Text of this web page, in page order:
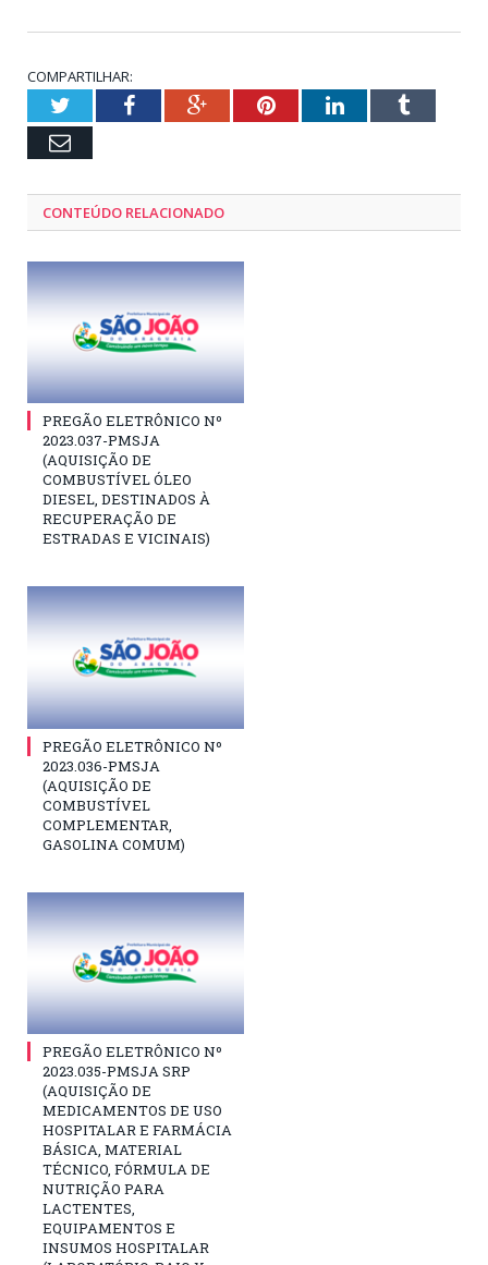
COMPARTILHAR:
TwitterFacebookGoogle+PinterestLinkedInTumblr
Email
CONTEÚDO RELACIONADO
PREGÃO ELETRÔNICO Nº
2023.037-PMSJA
(AQUISIÇÃO DE
COMBUSTÍVEL ÓLEO
DIESEL, DESTINADOS À
RECUPERAÇÃO DE
ESTRADAS E VICINAIS)
PREGÃO ELETRÔNICO Nº
2023.036-PMSJA
(AQUISIÇÃO DE
COMBUSTÍVEL
COMPLEMENTAR,
GASOLINA COMUM)
PREGÃO ELETRÔNICO Nº
2023.035-PMSJA SRP
(AQUISIÇÃO DE
MEDICAMENTOS DE USO
HOSPITALAR E FARMÁCIA
BÁSICA, MATERIAL
TÉCNICO, FÓRMULA DE
NUTRIÇÃO PARA
LACTENTES,
EQUIPAMENTOS E
INSUMOS HOSPITALAR